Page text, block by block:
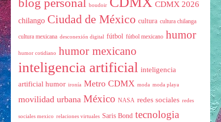
blog personal boudoir CDMX 2026
chilango Ciudad de México cultura cultura chilanga
cultura mexicana desconexión digital fútbol fútbol mexicano humor
humor cotidiano humor mexicano
inteligencia artificial inteligencia
artificial humor ironía Metro CDMX moda moda playa
movilidad urbana México NASA redes sociales redes
sociales mexico relaciones virtuales Saris Bond tecnologia